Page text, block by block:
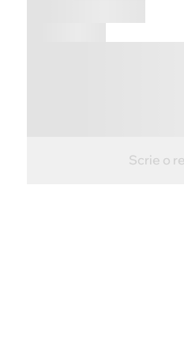
Scrie o